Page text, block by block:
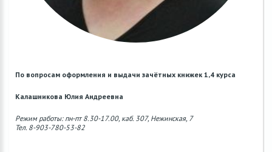
По вопросам оформления и выдачи зачётных книжек 1,4 курса
Калашникова Юлия Андреевна
Режим работы: пн-пт 8.30-17.00, каб. 307, Нежинская, 7
Тел. 8-903-780-53-82